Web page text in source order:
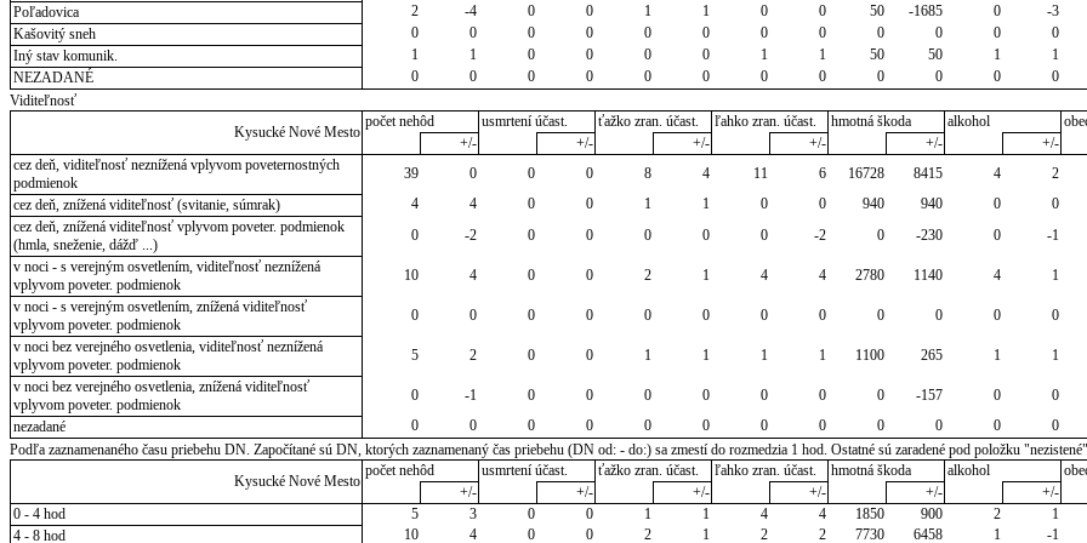
Poľadovica 2 -4 0 0 1 1 0 0 50 -1685 0
-3
Kašovitý sneh
0 0 0 0 0 0 0 0 0 0 0
0
Iný stav komunik.
1 1 0 0 0 0 1 1 50 50 1
1
NEZADANÉ
0 0 0 0 0 0 0 0 0 0 0
0
Viditeľnosť
Kysucké Nové Mesto
počet nehôd usmrtení účast. ťažko zran. účast. ľahko zran. účast. hmotná škoda alkohol
+/-
+/- +/- +/- +/-
+/-
cez deň, viditeľnosť neznížená vplyvom poveternostných
podmienok
39 0 0 0 8 4 11 6 16728 8415 4
2
cez deň, znížená viditeľnosť (svitanie, súmrak)
4 4 0 0 1 1 0 0 940 940 0
0
cez deň, znížená viditeľnosť vplyvom poveter. podmienok
(hmla, sneženie, dážď ...)
0 -2 0 0 0 0 0 -2 0 -230 0
-1
v noci - s verejným osvetlením, viditeľnosť neznížená
vplyvom poveter. podmienok
10 4 0 0 2 1 4 4 2780 1140 4
1
v noci - s verejným osvetlením, znížená viditeľnosť
vplyvom poveter. podmienok
0 0 0 0 0 0 0 0 0 0 0
0
v noci bez verejného osvetlenia, viditeľnosť neznížená
vplyvom poveter. podmienok
5 2 0 0 1 1 1 1 1100 265 1
1
v noci bez verejného osvetlenia, znížená viditeľnosť
vplyvom poveter. podmienok
0 -1 0 0 0 0 0 0 0 -157 0
0
nezadané
0 0 0 0 0 0 0 0 0 0 0
0
Podľa zaznamenaného času priebehu DN. Započítané sú DN, ktorých zaznamenaný čas priebehu (DN od: - do:) sa zmestí do rozmedzia 1 hod. Ostatné sú zaradené pod položku "nezistené"
Kysucké Nové Mesto
počet nehôd usmrtení účast. ťažko zran. účast. ľahko zran. účast. hmotná škoda alkohol
+/-
+/- +/- +/- +/-
+/-
0 - 4 hod
5 3 0 0 1 1 4 4 1850 900 2
1
4 - 8 hod
10 4 0 0 2 1 2 2 7730 6458 1 -1